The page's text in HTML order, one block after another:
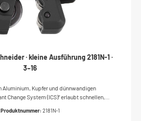
· kleine Ausführung 2181N-1 ·
3–16
Aluminium, Kupfer und dünnwandigen
Change System (ICS)“ erlaubt schnellen,
des SchlittensExtrem reduzierter
Produktnummer: 2181N-1